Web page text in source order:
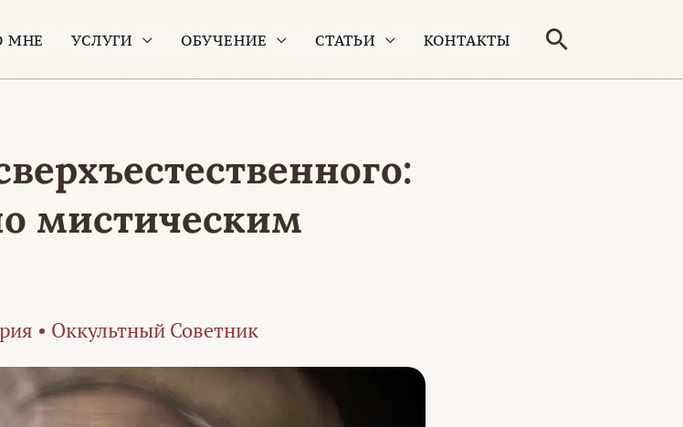
МНЕ УСЛУГИ ОБУЧЕНИЕ СТАТЬИ КОНТАКТЫ Поиск
мистическим
• Оккультный Советник